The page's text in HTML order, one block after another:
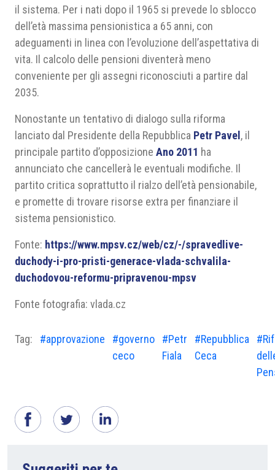
il sistema. Per i nati dopo il 1965 si prevede lo sblocco
dell’età massima pensionistica a 65 anni, con
adeguamenti in linea con l’evoluzione dell’aspettativa di
vita. Il calcolo delle pensioni diventerà meno
conveniente per gli assegni riconosciuti a partire dal
2035.
Nonostante un tentativo di dialogo sulla riforma
lanciato dal Presidente della Repubblica Petr Pavel , il
principale partito d’opposizione Ano 2011 ha
annunciato che cancellerà le eventuali modifiche. Il
partito critica soprattutto il rialzo dell’età pensionabile,
e promette di trovare risorse extra per finanziare il
sistema pensionistico.
Fonte: https://www.mpsv.cz/web/cz/-/spravedlive-
duchody-i-pro-pristi-generace-vlada-schvalila-
duchodovou-reformu-pripravenou-mpsv
Fonte fotografia: vlada.cz
Tag: #approvazione
#governo
ceco
#Petr
Fiala
#Repubblica
Ceca